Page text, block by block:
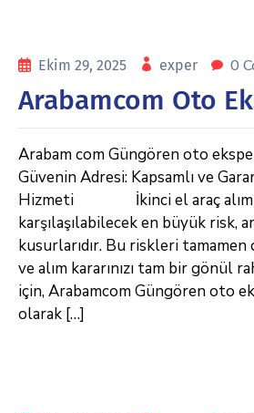
Ekim 29, 2025 exper 0
Arabamcom Oto
Arabam com Güngören oto
Güvenin Adresi: Kapsamlı ve
Hizmeti İkinci el araç alım
karşılaşılabilecek en büyük risk,
kusurlarıdır. Bu riskleri tamamen
ve alım kararınızı tam bir gönül
için, Arabamcom Güngören oto
olarak […]